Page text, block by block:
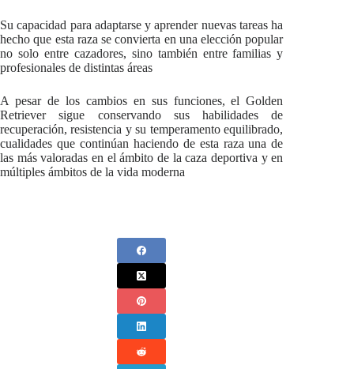
Su capacidad para adaptarse y aprender nuevas tareas ha
hecho que esta raza se convierta en una elección popular
no solo entre cazadores, sino también entre familias y
profesionales de distintas áreas
A pesar de los cambios en sus funciones, el Golden
Retriever sigue conservando sus habilidades de
recuperación, resistencia y su temperamento equilibrado,
cualidades que continúan haciendo de esta raza una de
las más valoradas en el ámbito de la caza deportiva y en
múltiples ámbitos de la vida moderna